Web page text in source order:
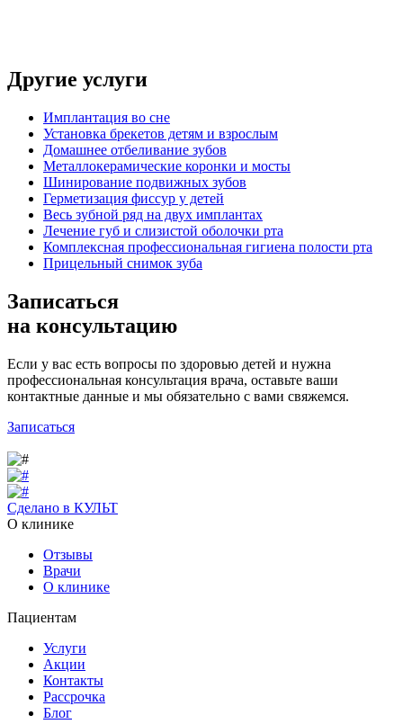
Другие услуги
Имплантация во сне
Установка брекетов детям и взрослым
Домашнее отбеливание зубов
Металлокерамические коронки и мосты
Шинирование подвижных зубов
Герметизация фиссур у детей
Весь зубной ряд на двух имплантах
Лечение губ и слизистой оболочки рта
Комплексная профессиональная гигиена полости рта
Прицельный снимок зуба
Записаться
на консультацию
Если у вас есть вопросы по здоровью детей и нужна
профессиональная консультация врача, оставьте ваши
контактные данные и мы обязательно с вами свяжемся.
Записаться
Сделано в КУЛЬТ
О клинике
Отзывы
Врачи
О клинике
Пациентам
Услуги
Акции
Контакты
Рассрочка
Блог